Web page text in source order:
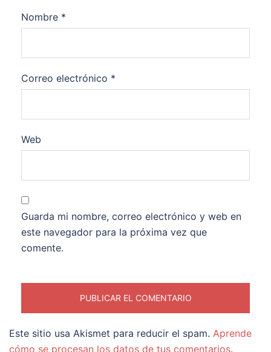
Nombre *
Correo electrónico *
Web
Guarda mi nombre, correo electrónico y web en
este navegador para la próxima vez que
comente.
Este sitio usa Akismet para reducir el spam. Aprende
cómo se procesan los datos de tus comentarios.